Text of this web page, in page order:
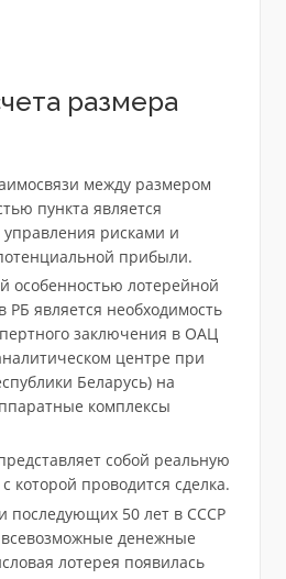
размера
между размером
пункта является
рисками и
прибыли.
особенностью лотерейной
РБ является необходимость
заключения в ОАЦ
центре при
Беларусь) на
комплексы
собой реальную
которой проводится сделка.
последующих 50 лет в СССР
денежные
лотерея появилась